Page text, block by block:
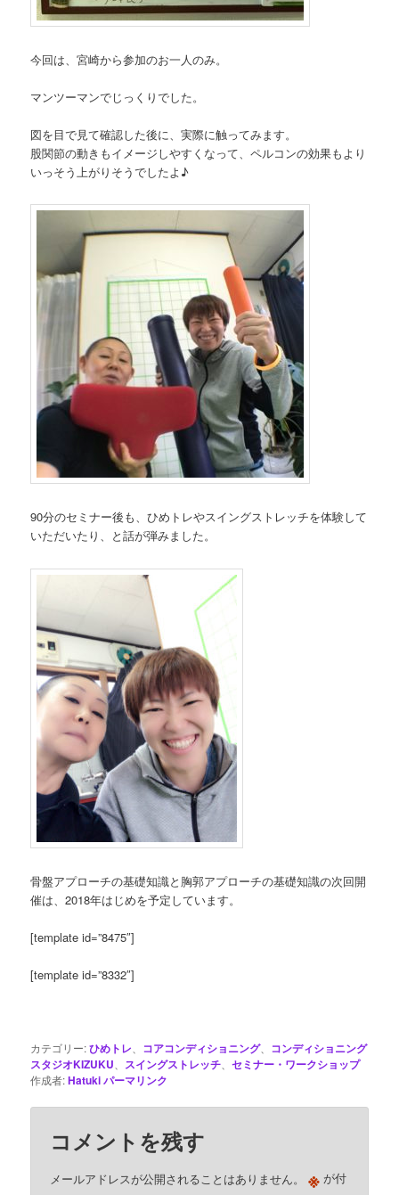
今回は、宮崎から参加のお一人のみ。
マンツーマンでじっくりでした。
図を目で見て確認した後に、実際に触ってみます。
股関節の動きもイメージしやすくなって、ペルコンの効果もより
いっそう上がりそうでしたよ♪
90分のセミナー後も、ひめトレやスイングストレッチを体験して
いただいたり、と話が弾みました。
骨盤アプローチの基礎知識と胸郭アプローチの基礎知識の次回開
催は、2018年はじめを予定しています。
[template id=”8475″]
[template id=”8332″]
カテゴリー:ひめトレ コアコンディショニング、 コンディショニング
スタジオKIZUKU
スイングストレッチ 、セミナー・ワークショップ
作成者:Hatukiパーマリンク
コメントを残す
メールアドレスが公開されることはありません。 ※ が付